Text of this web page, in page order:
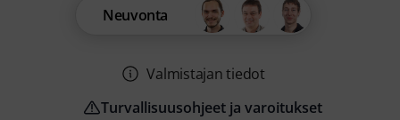
Neuvonta
Valmistajan tiedot
Turvallisuusohjeet ja varoitukset